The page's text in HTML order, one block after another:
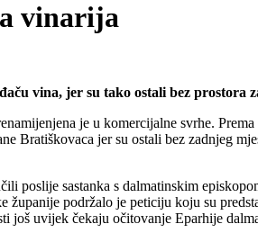
vinarija
vina, jer su tako ostali bez prostora
je u komercijalne svrhe.
Bratiškovaca jer su ostali bez zadnjeg
poslije sastanka s dalmatinskim
županije podržalo je peticiju koju su
još uvijek čekaju očitovanje Eparhije